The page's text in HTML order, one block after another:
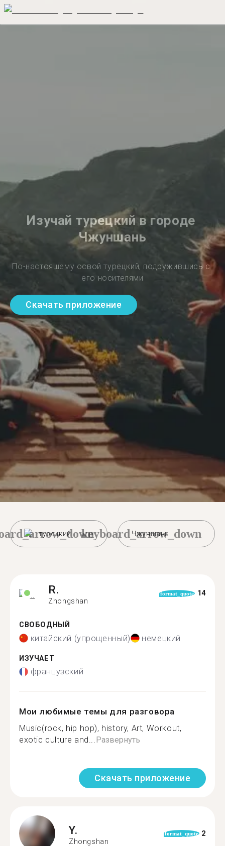
Изучай турецкий в городе
Чжуншань
По-настоящему освой турецкий, подружившись с
его носителями
Скачать приложение
турецкий Чжуншань
keyboard_arrow_down
R.
Zhongshan
format_quote 14
СВОБОДНЫЙ
китайский (упрощенный) немецкий
ИЗУЧАЕТ
французский
Мои любимые темы для разговора
Music(rock, hip hop), history, Art, Workout,
exotic culture and...Развернуть
Скачать приложение
Y.
Zhongshan
format_quote 2